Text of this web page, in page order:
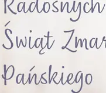
Wystawy